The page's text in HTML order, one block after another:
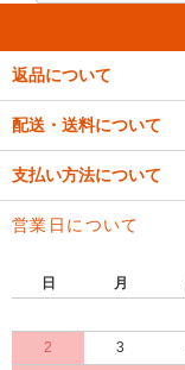
返品について
配送・送料について
支払い方法について
営業日について
日
月
2
3